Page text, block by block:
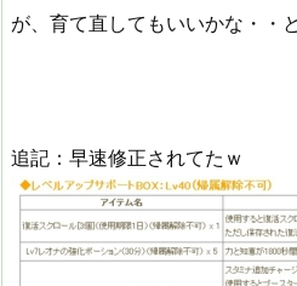
が、育て直してもいいかな・・
追記：早速修正されてたｗ